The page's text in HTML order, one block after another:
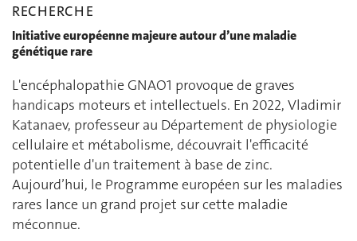
RECHERCHE
Initiative européenne majeure autour d’une maladie
génétique rare
L'encéphalopathie GNAO1 provoque de graves
handicaps moteurs et intellectuels. En 2022, Vladimir
Katanaev, professeur au Département de physiologie
cellulaire et métabolisme, découvrait l'efficacité
potentielle d'un traitement à base de zinc.
Aujourd’hui, le Programme européen sur les maladies
rares lance un grand projet sur cette maladie
méconnue.